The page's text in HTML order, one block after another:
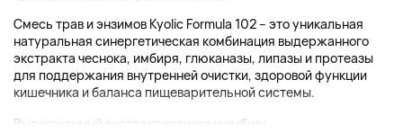
Смесь трав и энзимов Kyolic Formula 102 – это уникальная
натуральная синергетическая комбинация выдержанного
экстракта чеснока, имбиря, глюканазы, липазы и протеазы
для поддержания внутренней очистки, здоровой функции
кишечника и баланса пищеварительной системы.
Выдержанный экстракт чеснока и имбирь...